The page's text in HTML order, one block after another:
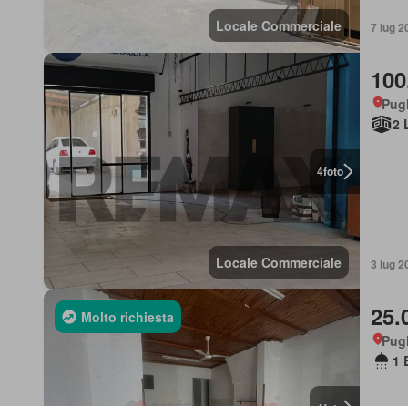
Locale Commerciale 7 lug
4foto
Locale Commerciale
2
3 lug
Molto richiesta
1